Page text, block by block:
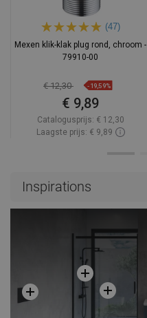
(47)
Mexen klik-klak plug rond, chroom -
79910-00
€ 12,30 -19,59%
€ 9,89
Catalogusprijs: € 12,30
Laagste prijs: € 9,89
Inspirations